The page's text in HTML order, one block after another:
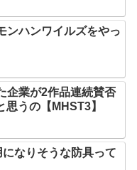
ンハンワイルズをやっ
企業が2作品連続賛否
うの【MHST3】
になりそうな防具って